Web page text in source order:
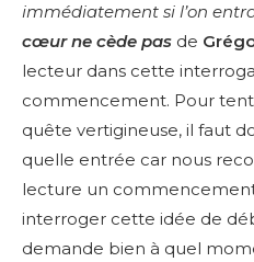
immédiatement si l’on
cœur ne cède pas de
lecteur dans cette
commencement. Pour
quête vertigineuse, il faut
quelle entrée car nous
lecture un
interroger cette idée de
demande bien à quel